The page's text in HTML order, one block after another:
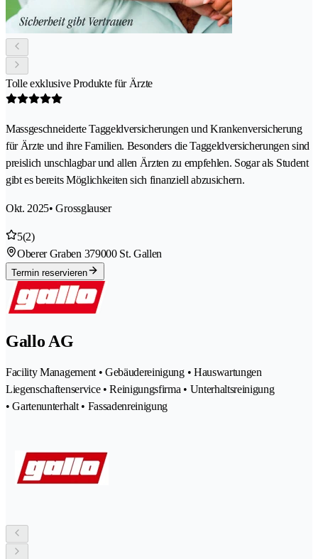
Tolle exklusive Produkte für Ärzte
Massgeschneiderte Taggeldversicherungen und Krankenversicherung
für Ärzte und ihre Familien. Besonders die Taggeldversicherungen sind
preislich unschlagbar und allen Ärzten zu empfehlen. Sogar als Student
gibt es bereits Möglichkeiten sich finanziell abzusichern.
Okt. 2025• Grossglauser
5(2)
Oberer Graben 379000 St. Gallen
Termin reservieren
Gallo AG
Facility Management • Gebäudereinigung • Hauswartungen
Liegenschaftenservice • Reinigungsfirma • Unterhaltsreinigung
• Gartenunterhalt • Fassadenreinigung